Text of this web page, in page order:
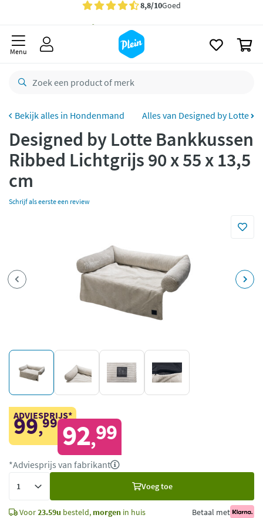
Gratisbezorging vanaf 35,- *
besteld,
Gratisretourneren
Betaal met Klarna
Menu
Hondenmand Alles van Designed by Lotte
Designed by Lotte Bankkussen
Ribbed Lichtgrijs 90 x 55 x 13,5
cm
Schrijf als eerste een review
ADVIESPRIJS*
99,99 92,99
*Adviesprijs van fabrikant
Voeg toe
Voor23.59u besteld, morgen in huis Betaal met